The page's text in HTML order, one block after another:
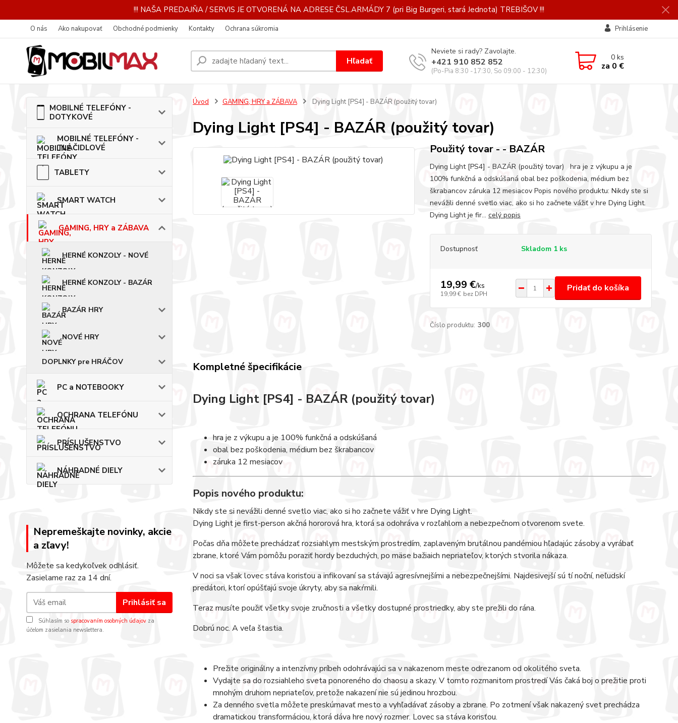
!!! NAŠA PREDAJŇA / SERVIS JE OTVORENÁ NA ADRESE ČSL.ARMÁDY 7 (pri Big Burgeri, stará Jednota) TREBIŠOV !!!
O nás Ako nakupovať Obchodné podmienky Kontakty Ochrana súkromia Prihlásenie
Hľadať
Neviete si rady? Zavolajte.
+421 910 852 852
(Po-Pia 8:30 -17:30, So 09:00 - 12:30)
0ks
za 0 €
MOBILNÉ TELEFÓNY -
DOTYKOVÉ
MOBILNÉ TELEFÓNY -
TLAČIDLOVÉ
TABLETY
SMART WATCH
GAMING, HRY a ZÁBAVA
HERNÉ KONZOLY - NOVÉ
HERNÉ KONZOLY - BAZÁR
BAZÁR HRY
NOVÉ HRY
DOPLNKY pre HRÁČOV
PC a NOTEBOOKY
OCHRANA TELEFÓNU
PRÍSLUŠENSTVO
NÁHRADNÉ DIELY
Nepremeškajte novinky, akcie
a zľavy!
Môžete sa kedykoľvek odhlásiť.
Zasielame raz za 14 dní.
Prihlásiť sa
Súhlasím so spracovaním osobných údajov za
účelom zasielania newslettera.
Úvod GAMING, HRY a ZÁBAVA Dying Light [PS4] - BAZÁR (použitý tovar)
Dying Light [PS4] - BAZÁR (použitý tovar)
Použitý tovar - - BAZÁR
Dying Light [PS4] - BAZÁR (použitý tovar) hra je z výkupu a je
100% funkčná a odskúšaná obal bez poškodenia, médium bez
škrabancov záruka 12 mesiacov Popis nového produktu: Nikdy ste si
nevážili denné svetlo viac, ako si ho začnete vážiť v hre Dying Light.
Dying Light je fir... celý popis
Dostupnosť Skladom 1 ks
19,99 €/ks
19,99 € bez DPH
Pridať do košíka
Číslo produktu: 300
Kompletné špecifikácie
Dying Light [PS4] - BAZÁR (použitý tovar)
hra je z výkupu a je 100% funkčná a odskúšaná
obal bez poškodenia, médium bez škrabancov
záruka 12 mesiacov
Popis nového produktu:
Nikdy ste si nevážili denné svetlo viac, ako si ho začnete vážiť v hre Dying Light.
Dying Light je first-person akčná hororová hra, ktorá sa odohráva v rozľahlom a nebezpečnom otvorenom svete.
Počas dňa môžete prechádzať rozsiahlym mestským prostredím, zaplaveným brutálnou pandémiou hľadajúc zásoby a vyrábať
zbrane, ktoré Vám pomôžu poraziť hordy bezduchých, po mäse bažiaich nepriateľov, ktorých stvorila nákaza.
V noci sa však lovec stáva korisťou a infikovaní sa stávajú agresívnejšími a nebezpečnejšími. Najdesivejší sú tí noční, neľudskí
predátori, ktorí opúšťajú svoje úkryty, aby sa nakŕmili.
Teraz musíte použiť všetky svoje zručnosti a všetky dostupné prostriedky, aby ste prežili do rána.
Dobrú noc. A veľa štastia.
Prežite originálny a intenzívny príbeh odohrávajúci sa v nakazenom meste odrezanom od okolitého sveta.
Vydajte sa do rozsiahleho sveta ponoreného do chaosu a skazy. V tomto rozmanitom prostredí Vás čaká boj o prežitie proti
mnohým druhom nepriateľov, pretože nakazení nie sú jedinou hrozbou.
Za denného svetla môžete preskúmavať mesto a vyhľadávať zásoby a zbrane. Po zotmení však nakazený svet prechádza
dramatickou transformáciou, ktorá dáva hre nový rozmer. Lovec sa stáva korisťou.